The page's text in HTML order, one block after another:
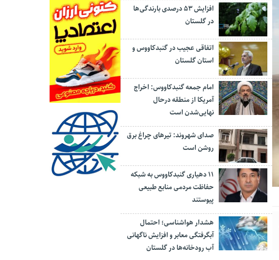
افزایش ۵۳ درصدی بارندگی‌ها
در گلستان
اتفاقی عجیب در‌ گنبدکاووس و
استان گلستان
امام جمعه گنبدکاووس: اخراج
آمریکا از منطقه درحال
نهایی‌شدن است
صدای شهروند: تیرهای چراغ برق
روشن است
۱۱ دهیاری گنبدکاووس به شبکه
حفاظت مردمی منابع طبیعی
پیوستند
هشدار هواشناسی؛ احتمال
آبگرفتگی معابر و افزایش ناگهانی
آب رودخانه‌ها در گلستان